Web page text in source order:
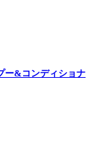
ー&コンディショナ